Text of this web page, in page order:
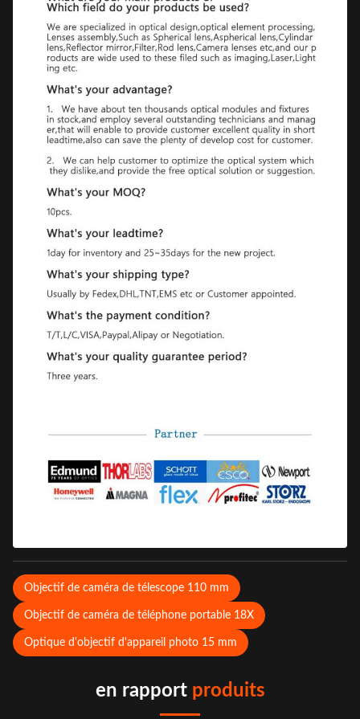
Objectif de caméra de télescope 110 mm
Objectif de caméra de téléphone portable 18X
Optique d'objectif d'appareil photo 15 mm
en rapport produits